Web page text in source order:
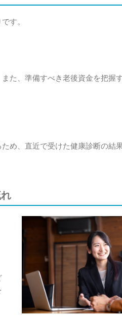
す。
た、準備すべき老後資金を把握す
め、直近で受けた健康診断の結